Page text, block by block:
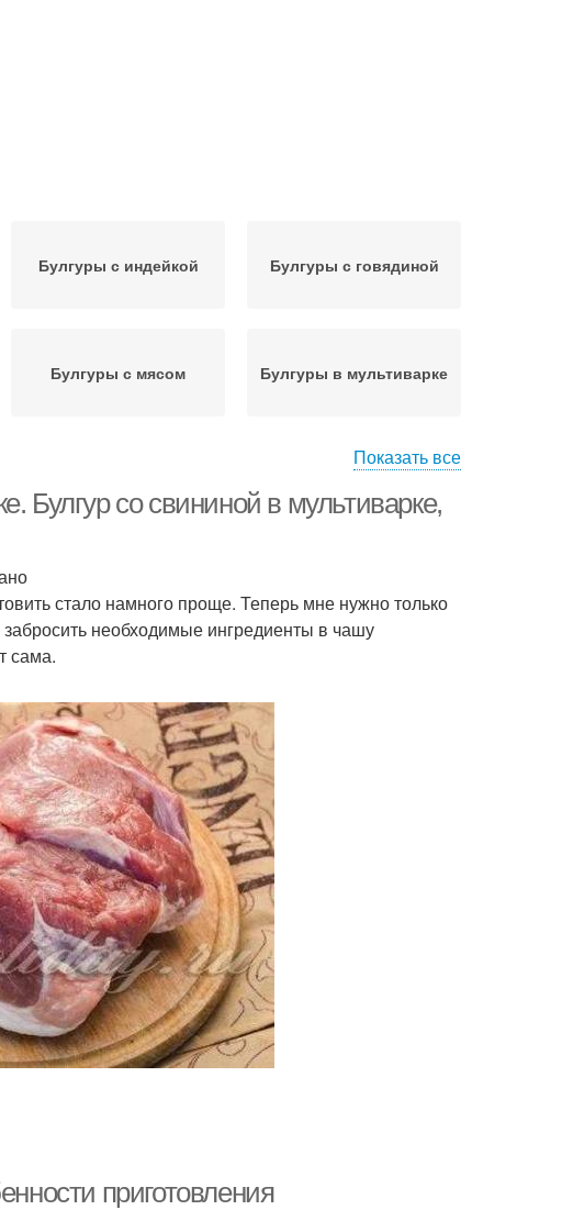
Булгуры с индейкой Булгуры с говядиной
Булгуры с мясом Булгуры в мультиварке
Показать все
Булгур со свининой в мультиварке,
стало намного проще. Теперь мне нужно только
необходимые ингредиенты в чашу
сама.
приготовления